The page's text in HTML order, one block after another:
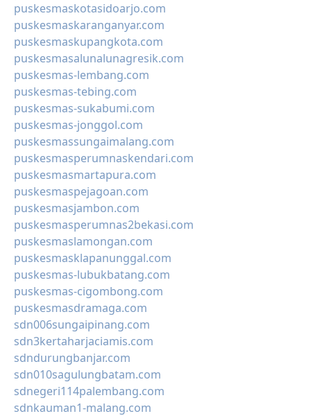
puskesmaskotasidoarjo.com
puskesmaskaranganyar.com
puskesmaskupangkota.com
puskesmasalunalunagresik.com
puskesmas-lembang.com
puskesmas-tebing.com
puskesmas-sukabumi.com
puskesmas-jonggol.com
puskesmassungaimalang.com
puskesmasperumnaskendari.com
puskesmasmartapura.com
puskesmaspejagoan.com
puskesmasjambon.com
puskesmasperumnas2bekasi.com
puskesmaslamongan.com
puskesmasklapanunggal.com
puskesmas-lubukbatang.com
puskesmas-cigombong.com
puskesmasdramaga.com
sdn006sungaipinang.com
sdn3kertaharjaciamis.com
sdndurungbanjar.com
sdn010sagulungbatam.com
sdnegeri114palembang.com
sdnkauman1-malang.com